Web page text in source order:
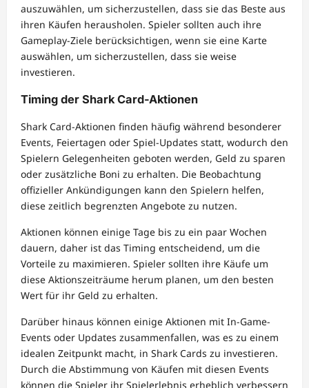
auszuwählen, um sicherzustellen, dass sie das Beste aus
ihren Käufen herausholen. Spieler sollten auch ihre
Gameplay-Ziele berücksichtigen, wenn sie eine Karte
auswählen, um sicherzustellen, dass sie weise
investieren.
Timing der Shark Card-Aktionen
Shark Card-Aktionen finden häufig während besonderer
Events, Feiertagen oder Spiel-Updates statt, wodurch den
Spielern Gelegenheiten geboten werden, Geld zu sparen
oder zusätzliche Boni zu erhalten. Die Beobachtung
offizieller Ankündigungen kann den Spielern helfen,
diese zeitlich begrenzten Angebote zu nutzen.
Aktionen können einige Tage bis zu ein paar Wochen
dauern, daher ist das Timing entscheidend, um die
Vorteile zu maximieren. Spieler sollten ihre Käufe um
diese Aktionszeiträume herum planen, um den besten
Wert für ihr Geld zu erhalten.
Darüber hinaus können einige Aktionen mit In-Game-
Events oder Updates zusammenfallen, was es zu einem
idealen Zeitpunkt macht, in Shark Cards zu investieren.
Durch die Abstimmung von Käufen mit diesen Events
können die Spieler ihr Spielerlebnis erheblich verbessern